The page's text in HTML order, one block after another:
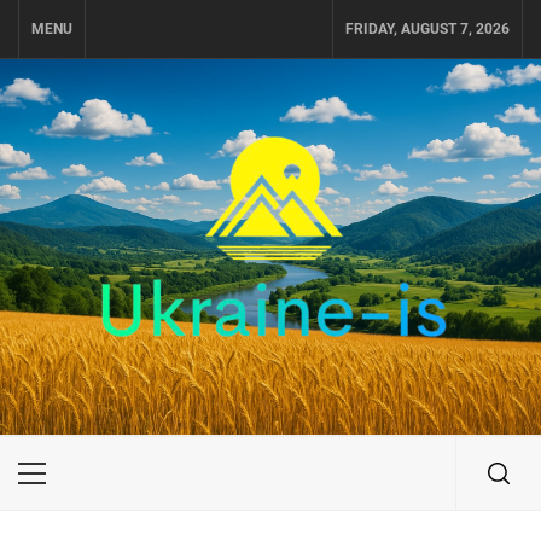
MENU FRIDAY, AUGUST 7, 2026
UKRAINE-IS
ПУТЕШЕСТВИЕ ПО УКРАИНЕ
Primary